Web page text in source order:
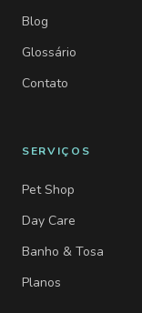
Blog
Glossário
Contato
SERVIÇOS
Pet Shop
Day Care
Banho & Tosa
Planos